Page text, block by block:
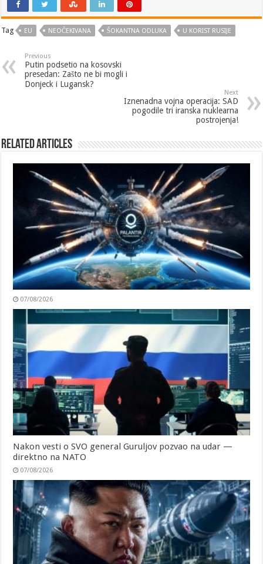
Tag EU NEOČEKIVANA ŠOKANTNA ODLUKA U KORIST RUSIJE
Previous
Putin podsetio na kosovski
presedan: Zašto ne bi mogli i
Donjeck i Lugansk?
Next
Iznenadna vojna operacija: SAD
pogodile tri iranska nuklearna
postrojenja!
Related Articles
07/08/2026
Nakon vesti o SVO general Guruljov pozvao na udar —
direktno na NATO
07/08/2026